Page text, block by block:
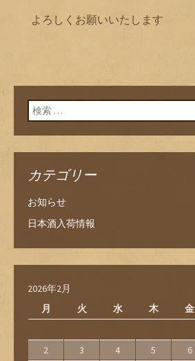
よろしくお願いいたします
検索:
カテゴリー
お知らせ
日本酒入荷情報
2026年2月
月
火 水 木 金
2
3 4 5 6